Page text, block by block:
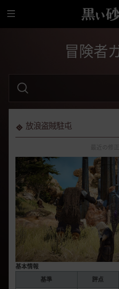
全
冒険者
句
を
放浪盗賊駐屯
基本情報
基準
評点